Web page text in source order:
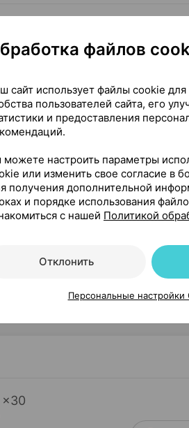
в день (утром и
более 2 недель.
беременность и
месте, при температуре
×30
файлов
сайт использует файлы cookie
пользователей сайта, его
и предоставления
можете настроить параметры
или изменить свое согласие в
получения дополнительной
и порядке использования
с нашей Политикой
Отклонить
Персональные настройки